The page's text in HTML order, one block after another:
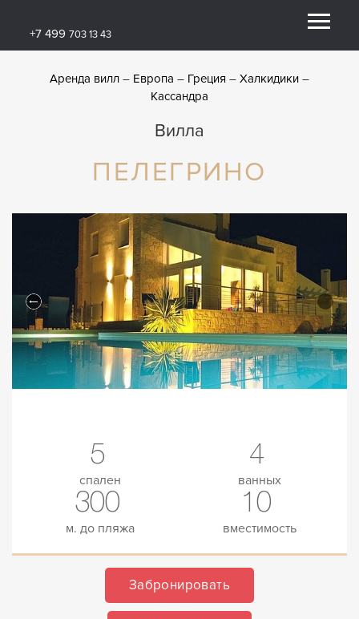
+7 499 703 13 43
Аренда вилл Европа Греция
Халкидики
Кассандра
Вилла
ПЕЛЕГРИНО
5
спален
4
ванных
300
м. до пляжа
10
вместимость
Забронировать